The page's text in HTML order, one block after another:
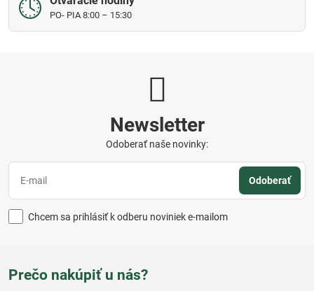
PO- PIA 8:00 – 15:30
Newsletter
Odoberať naše novinky:
Odoberať
Chcem sa prihlásiť k odberu noviniek e-mailom
Prečo nakúpiť u nás?